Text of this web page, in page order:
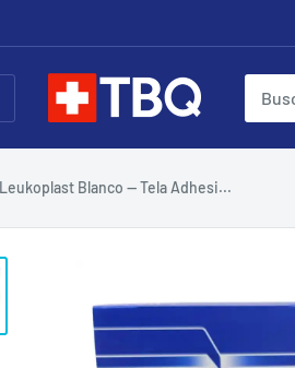
tubotiquin.cl
Blanco — Tela Adhesi...